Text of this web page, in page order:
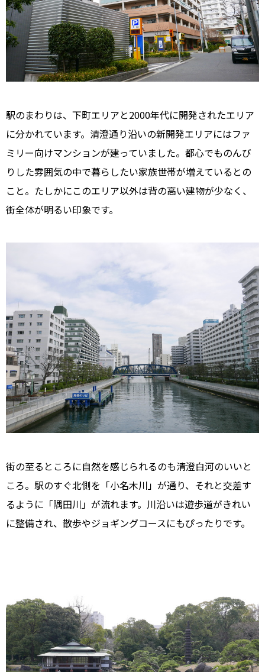
駅のまわりは、下町エリアと2000年代に開発されたエリア
に分かれています。清澄通り沿いの新開発エリアにはファ
ミリー向けマンションが建っていました。都心でものんび
りした雰囲気の中で暮らしたい家族世帯が増えているとの
こと。たしかにこのエリア以外は背の高い建物が少なく、
街全体が明るい印象です。
街の至るところに自然を感じられるのも清澄白河のいいと
ころ。駅のすぐ北側を「小名木川」が通り、それと交差す
るように「隅田川」が流れます。川沿いは遊歩道がきれい
に整備され、散歩やジョギングコースにもぴったりです。